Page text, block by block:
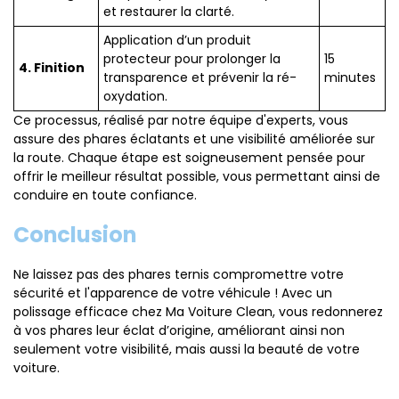
et restaurer la clarté.
4. Finition
Application d’un produit
protecteur pour prolonger la
transparence et prévenir la ré-
oxydation.
15
minutes
Ce processus, réalisé par notre équipe d'experts, vous
assure des phares éclatants et une visibilité améliorée sur
la route. Chaque étape est soigneusement pensée pour
offrir le meilleur résultat possible, vous permettant ainsi de
conduire en toute confiance.
Conclusion
Ne laissez pas des phares ternis compromettre votre
sécurité et l'apparence de votre véhicule ! Avec un
polissage efficace chez Ma Voiture Clean, vous redonnerez
à vos phares leur éclat d’origine, améliorant ainsi non
seulement votre visibilité, mais aussi la beauté de votre
voiture.